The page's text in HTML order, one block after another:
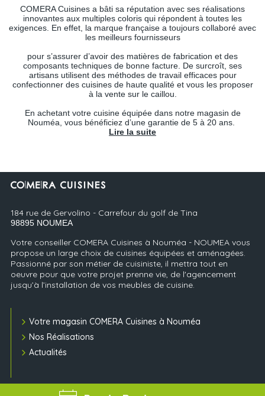
COMERA Cuisines a bâti sa réputation avec ses réalisations
innovantes aux multiples coloris qui répondent à toutes les
exigences. En effet, la marque française a toujours collaboré avec
les meilleurs fournisseurs
pour s’assurer d’avoir des matières de fabrication et des
composants techniques de bonne facture. De surcroît, ses
artisans utilisent des méthodes de travail efficaces pour
confectionner des cuisines de haute qualité et vous les proposer
à la vente sur le caillou.
En achetant votre cuisine équipée dans notre magasin de
Nouméa, vous bénéficiez d’une garantie de 5 à 20 ans.
Lire la suite
184 rue de Gervolino - Carrefour du golf de Tina
98895 NOUMEA
Votre conseiller COMERA Cuisines à Nouméa - NOUMEA vous
propose un large choix de cuisines équipées et aménagées.
Passionné par son métier de cuisiniste, il mettra tout en
oeuvre pour que votre projet prenne vie, de l'agencement
jusqu’à l’installation de vos meubles de cuisine.
Votre magasin COMERA Cuisines à Nouméa
Nos Réalisations
Actualités